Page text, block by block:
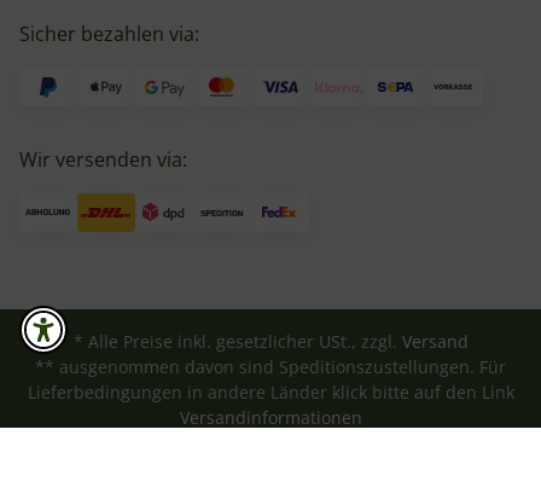
Sicher bezahlen via:
Wir versenden via:
* Alle Preise inkl. gesetzlicher USt., zzgl. Versand
** ausgenommen davon sind Speditionszustellungen. Für
Lieferbedingungen in andere Länder klick bitte auf den Link
Versandinformationen